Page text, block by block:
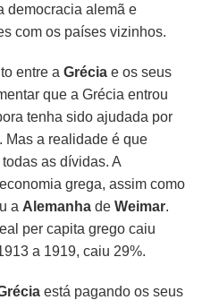
democracia alemã e
com os países vizinhos.
entre aGrécia e os seus
que a Grécia entrou
tenha sido ajudada por
Mas a realidade é que
as dívidas. A
grega, assim como
a Alemanha deWeimar.
per capita grego caiu
a 1919, caiu 29%.
está pagando os seus